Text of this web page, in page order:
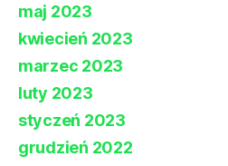
maj 2023
kwiecień 2023
marzec 2023
luty 2023
styczeń 2023
grudzień 2022